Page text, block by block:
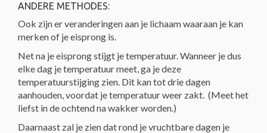
ANDERE METHODES:
Ook zijn er veranderingen aan je lichaam waaraan je kan
merken of je eisprong is.
Net na je eisprong stijgt je temperatuur. Wanneer je dus
elke dag je temperatuur meet, ga je deze
temperatuurstijging zien. Dit kan tot drie dagen
aanhouden, voordat je temperatuur weer zakt. (Meet het
liefst in de ochtend na wakker worden.)
Daarnaast zal je zien dat rond je vruchtbare dagen je